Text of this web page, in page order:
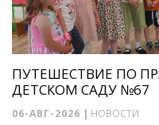
ПУТЕШЕСТВИЕ ПО
ДЕТСКОМ САДУ №67
06-АВГ-2026 | НОВОСТИ